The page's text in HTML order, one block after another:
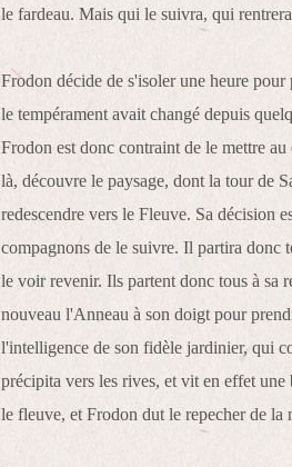
le fardeau. Mais qui le suivra, qui
Frodon décide de s'isoler une heure
le tempérament avait changé depuis
Frodon est donc contraint de le mettre
là, découvre le paysage, dont la tour de
redescendre vers le Fleuve. Sa décision
compagnons de le suivre. Il partira donc
le voir revenir. Ils partent donc tous à sa
nouveau l'Anneau à son doigt pour
l'intelligence de son fidèle jardinier, qui
précipita vers les rives, et vit en effet
le fleuve, et Frodon dut le repecher de la